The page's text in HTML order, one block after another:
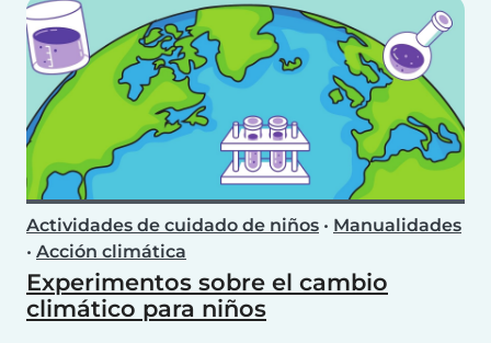
Actividades de cuidado de niños • Manualidades
• Acción climática
Experimentos sobre el cambio
climático para niños